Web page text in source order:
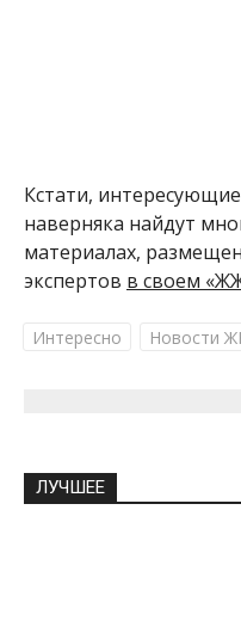
Кстати,
наверняка найдут
материалах,
экспертов в своем
Интересно Новости
ЛУЧШЕЕ